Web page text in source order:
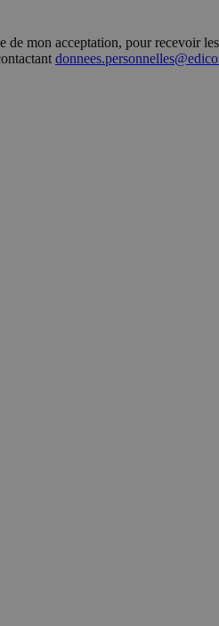
de mon acceptation, pour